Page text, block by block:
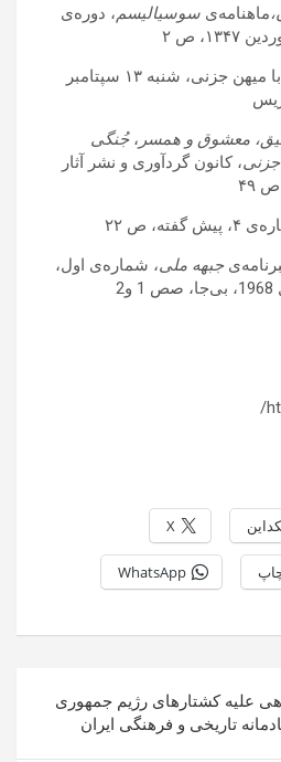
ماهنامه‌ی سوسیالیسم، دوره‌ی
گفتگوی ناصر مهاجر با میهن جزنی، شنبه ۱۳ سپتامبر
معشوق و همسر ،جُنگی
جزنی، کانون گردآوری و نشر آثار
گفته، ص ۲۲
جبهه ملی، شماره‌ی اول،
X
WhatsApp
علیه کشتارهای رژیم جمهوری
تاریخی و فرهنگی ایران